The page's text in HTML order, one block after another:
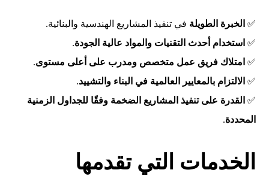
✅ الخبرة الطويلة في تنفيذ المشاريع الهندسية والبنائية.
✅ استخدام أحدث التقنيات والمواد عالية الجودة.
✅ امتلاك فريق عمل متخصص ومدرب على أعلى مستوى.
✅ الالتزام بالمعايير العالمية في البناء والتشييد.
✅ القدرة على تنفيذ المشاريع الضخمة وفقًا للجداول الزمنية
المحددة.
الخدمات التي تقدمها